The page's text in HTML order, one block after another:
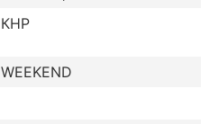
КНР
WEEKEND